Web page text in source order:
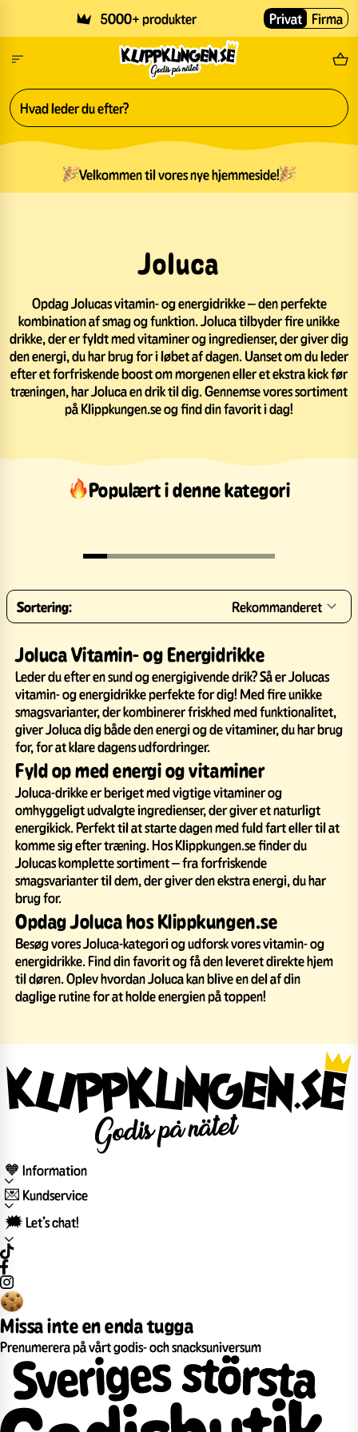
5000+ produkter Privat Firma
Velkommen til vores nye hjemmeside!
Joluca
Opdag Jolucas vitamin- og energidrikke – den perfekte
kombination af smag og funktion. Joluca tilbyder fire unikke
drikke, der er fyldt med vitaminer og ingredienser, der giver dig
den energi, du har brug for i løbet af dagen. Uanset om du leder
efter et forfriskende boost om morgenen eller et ekstra kick før
træningen, har Joluca en drik til dig. Gennemse vores sortiment
på Klippkungen.se og find din favorit i dag!
Populært i denne kategori
Sortering: Rekommanderet
Joluca Vitamin- og Energidrikke
Leder du efter en sund og energigivende drik? Så er Jolucas
vitamin- og energidrikke perfekte for dig! Med fire unikke
smagsvarianter, der kombinerer friskhed med funktionalitet,
giver Joluca dig både den energi og de vitaminer, du har brug
for, for at klare dagens udfordringer.
Fyld op med energi og vitaminer
Joluca-drikke er beriget med vigtige vitaminer og
omhyggeligt udvalgte ingredienser, der giver et naturligt
energikick. Perfekt til at starte dagen med fuld fart eller til at
komme sig efter træning. Hos Klippkungen.se finder du
Jolucas komplette sortiment – fra forfriskende
smagsvarianter til dem, der giver den ekstra energi, du har
brug for.
Opdag Joluca hos Klippkungen.se
Besøg vores Joluca-kategori og udforsk vores vitamin- og
energidrikke. Find din favorit og få den leveret direkte hjem
til døren. Oplev hvordan Joluca kan blive en del af din
daglige rutine for at holde energien på toppen!
🧡 Information
💌 Kundservice
🗯️ Let’s chat!
Missa inte en enda tugga
Prenumerera på vårt godis- och snacksuniversum